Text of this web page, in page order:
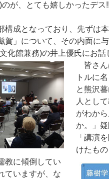
が、とても嬉しかったデス
構成となっており、先ずは
賀」について、その内面に
化館兼務)の井上優氏にお話
皆さ
トルに
と熊沢
人とし
がわか
か。」
「講演
けたも
教に傾倒してい
ていますが、な